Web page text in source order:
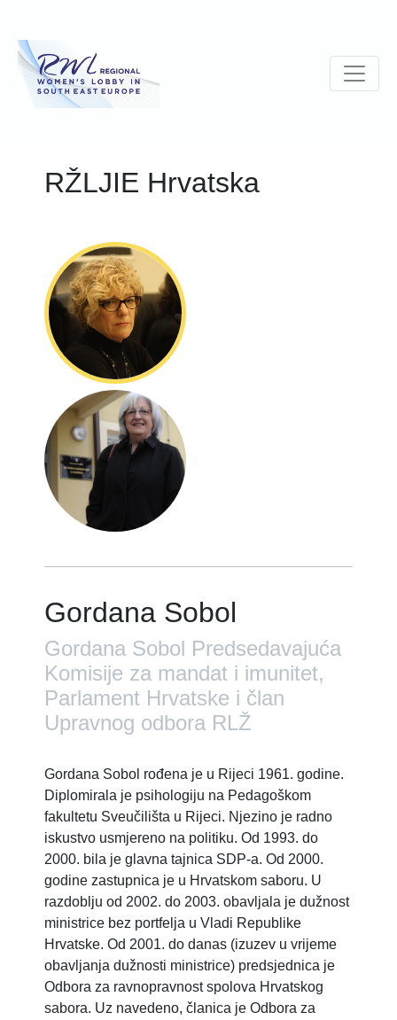
RŽLJIE Hrvatska
Gordana Sobol
Gordana Sobol Predsedavajuća
Komisije za mandat i imunitet,
Parlament Hrvatske i član
Upravnog odbora RLŽ
Gordana Sobol rođena je u Rijeci 1961. godine.
Diplomirala je psihologiju na Pedagoškom
fakultetu Sveučilišta u Rijeci. Njezino je radno
iskustvo usmjereno na politiku. Od 1993. do
2000. bila je glavna tajnica SDP-a. Od 2000.
godine zastupnica je u Hrvatskom saboru. U
razdoblju od 2002. do 2003. obavljala je dužnost
ministrice bez portfelja u Vladi Republike
Hrvatske. Od 2001. do danas (izuzev u vrijeme
obavljanja dužnosti ministrice) predsjednica je
Odbora za ravnopravnost spolova Hrvatskog
sabora. Uz navedeno, članica je Odbora za